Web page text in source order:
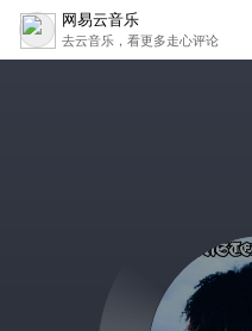
网易云音乐
去云音乐，看更多走心评论